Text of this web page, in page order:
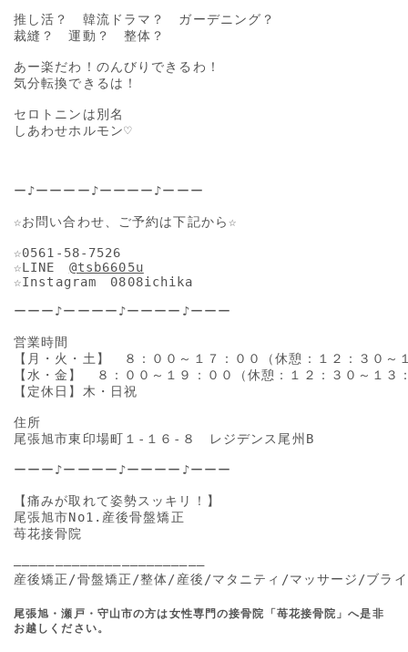
推し活？　韓流ドラマ？　ガーデニング？
裁縫？　運動？　整体？
あー楽だわ！のんびりできるわ！
気分転換できるは！
セロトニンは別名
しあわせホルモン♡
ー♪ーーーー♪ーーーー♪ーーー
☆お問い合わせ、ご予約は下記から☆
☆0561-58-7526
☆LINE @tsb6605u
☆Instagram　0808ichika
ーーー♪ーーーー♪ーーーー♪ーーー
営業時間
【月・火・土】　８：００～１７：００（休憩：１２：３０～
【水・金】　８：００～１９：００（休憩：１２：３０～１３
【定休日】木・日祝
住所
尾張旭市東印場町１-１６-８　レジデンス尾州B
ーーー♪ーーーー♪ーーーー♪ーーー
【痛みが取れて姿勢スッキリ！】
尾張旭市No1.産後骨盤矯正
苺花接骨院
―――――――――――――――――――――――
産後矯正/骨盤矯正/整体/産後/マタニティ/マッサージ/ブラ
尾張旭・瀬戸・守山市の方は女性専門の接骨院「苺花接骨院」へ是非
お越しください。